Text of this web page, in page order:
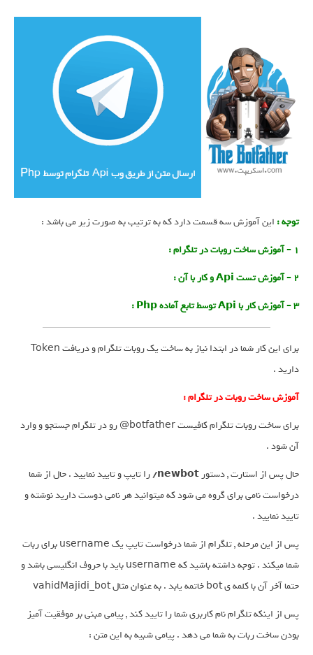
توجه : این آموزش سه قسمت دارد که به ترتیب به صورت زیر می باشد :
1 – آموزش ساخت روبات در تلگرام :
2 – آموزش تست Api و کار با آن :
3 – آموزش کار با Api توسط تابع آماده Php :
برای این کار شما در ابتدا نیاز به ساخت یک روبات تلگرام و دریافت Token
دارید .
آموزش ساخت روبات در تلگرام :
برای ساخت روبات تلگرام کافیست botfather@ رو در تلگرام جستجو و وارد
آن شود .
حال پس از استارت , دستورnewbot/ را تایپ و تایید نمایید . حال از شما
درخواست نامی برای گروه می شود که میتوانید هر نامی دوست دارید نوشته و
تایید نمایید .
پس از این مرحله , تلگرام از شما درخواست تایپ یک username برای ربات
شما میکند . توجه داشته باشید که username باید با حروف انگلیسی باشد و
حتما آخر آن با کلمه ی bot خاتمه یابد . به عنوان مثال vahidMajidi_bot
پس از اینکه تلگرام نام کاربری شما را تایید کند , پیامی مبنی بر موفقیت آمیز
بودن ساخت ربات به شما می دهد . پیامی شبیه به این متن :